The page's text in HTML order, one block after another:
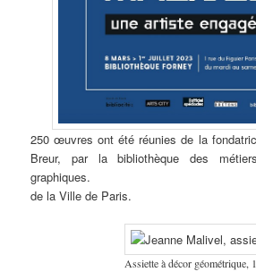
250 œuvres ont été réunies de la
Breur, par la bibliothèque des
graphiques.
de la Ville de Paris.
Assiette à décor géométrique,